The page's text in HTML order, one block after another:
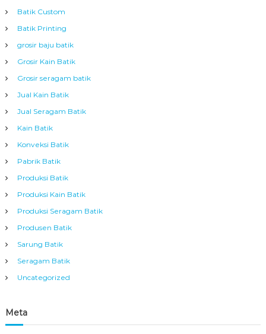
Batik Custom
Batik Printing
grosir baju batik
Grosir Kain Batik
Grosir seragam batik
Jual Kain Batik
Jual Seragam Batik
Kain Batik
Konveksi Batik
Pabrik Batik
Produksi Batik
Produksi Kain Batik
Produksi Seragam Batik
Produsen Batik
Sarung Batik
Seragam Batik
Uncategorized
Meta